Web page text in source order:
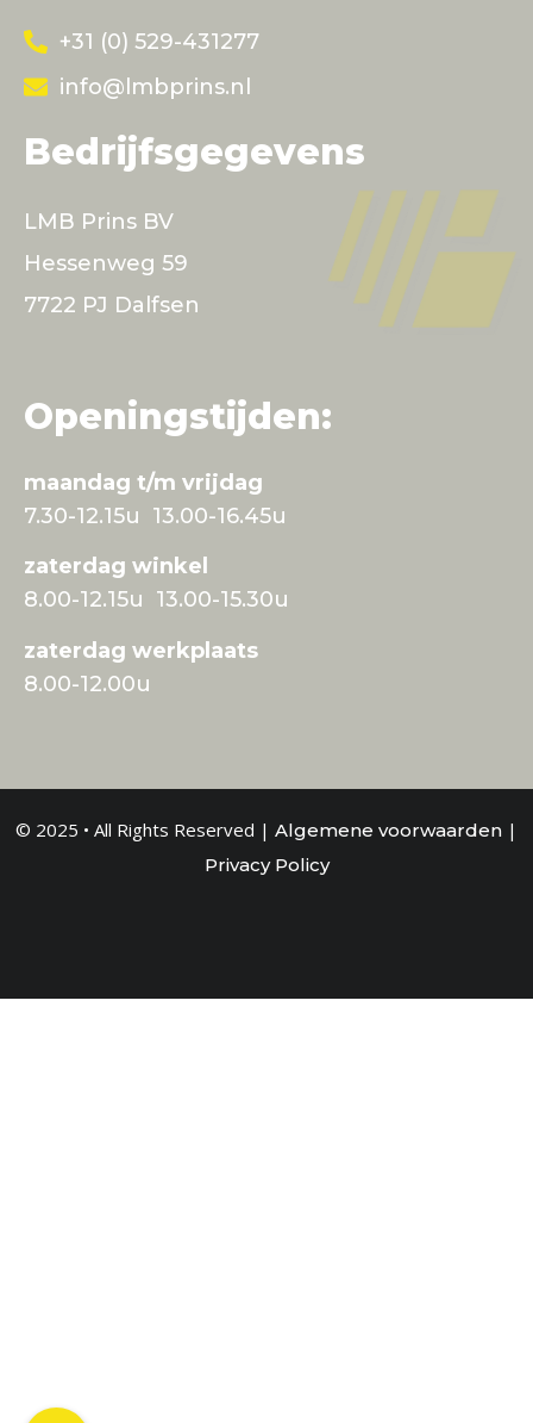
+31 (0) 529-431277
info@lmbprins.nl
Bedrijfsgegevens
LMB Prins BV
Hessenweg 59
7722 PJ Dalfsen
Openingstijden:
maandag t/m vrijdag
7.30-12.15u 13.00-16.45u
zaterdag winkel
8.00-12.15u 13.00-15.30u
zaterdag werkplaats
8.00-12.00u
© 2025 • All Rights Reserved | Algemene voorwaarden |
Privacy Policy